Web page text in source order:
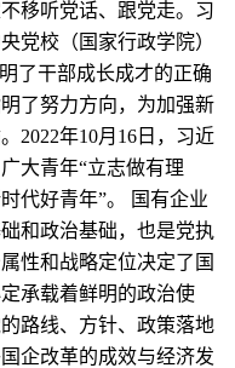
移听党话、跟党走。习
党校（国家行政学院）
了干部成长成才的正确
了努力方向，为加强新
2022年10月16日，习近
大青年“立志做有理
代好青年”。 国有企业
和政治基础，也是党执
性和战略定位决定了国
承载着鲜明的政治使
路线、方针、政策落地
企改革的成效与经济发